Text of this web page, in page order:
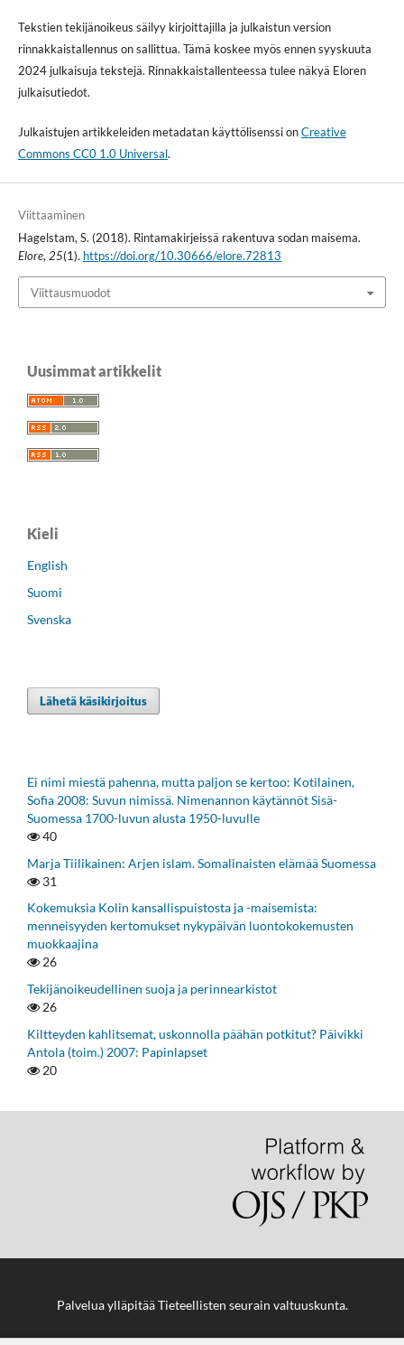
Tekstien tekijänoikeus säilyy kirjoittajilla ja julkaistun version
rinnakkaistallennus on sallittua. Tämä koskee myös ennen syyskuuta
2024 julkaisuja tekstejä. Rinnakkaistallenteessa tulee näkyä Eloren
julkaisutiedot.
Julkaistujen artikkeleiden metadatan käyttölisenssi onCreative
Commons CC0 1.0 Universal.
Viittaaminen
Hagelstam, S. (2018). Rintamakirjeissä rakentuva sodan maisema.
Elore,25(1). https://doi.org/10.30666/elore.72813
Viittausmuodot
Uusimmat artikkelit
Kieli
English
Suomi
Svenska
Lähetä käsikirjoitus
Ei nimi miestä pahenna, mutta paljon se kertoo: Kotilainen,
Sofia 2008: Suvun nimissä. Nimenannon käytännöt Sisä-
Suomessa 1700-luvun alusta 1950-luvulle
40
Marja Tiilikainen: Arjen islam. Somalinaisten elämää Suomessa
31
Kokemuksia Kolin kansallispuistosta ja -maisemista:
menneisyyden kertomukset nykypäivän luontokokemusten
muokkaajina
26
Tekijänoikeudellinen suoja ja perinnearkistot
26
Kiltteyden kahlitsemat, uskonnolla päähän potkitut? Päivikki
Antola (toim.) 2007: Papinlapset
20
Palvelua ylläpitääTieteellisten seurain valtuuskunta.